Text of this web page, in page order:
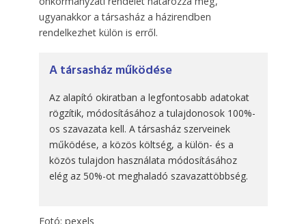
ugyanakkor a társasház a házirendben
rendelkezhet külön is erről.
A társasház működése
Az alapító okiratban a legfontosabb adatokat
rögzítik, módosításához a tulajdonosok 100%-
os szavazata kell. A társasház szerveinek
működése, a közös költség, a külön- és a
közös tulajdon használata módosításához
elég az 50%-ot meghaladó szavazattöbbség.
Fotó: pexels